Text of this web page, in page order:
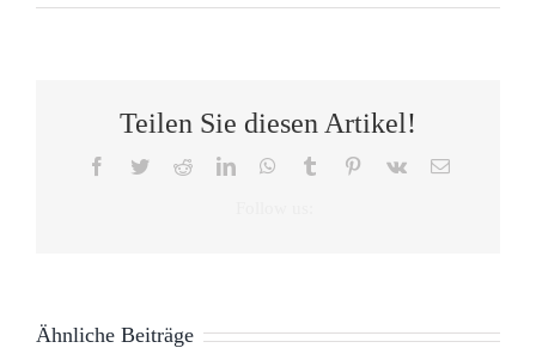
Teilen Sie diesen Artikel!
Facebook
TwitterRedditLinkedInWhatsApp
Tumblr Pinterest
Vk
E-
Ähnliche Beiträge
Auswirkungen